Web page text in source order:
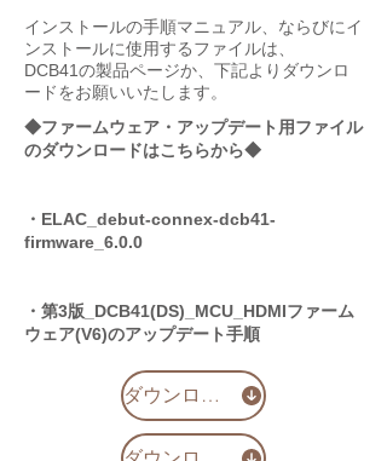
インストールの手順マニュアル、ならびにイ
ンストールに使用するファイルは、
DCB41の製品ページか、下記よりダウンロ
ードをお願いいたします。
◆ファームウェア・アップデート用ファイル
のダウンロードはこちらから◆
・ELAC_debut-connex-dcb41-
firmware_6.0.0
・第3版_DCB41(DS)_MCU_HDMIファーム
ウェア(V6)のアップデート手順
ダウンロード